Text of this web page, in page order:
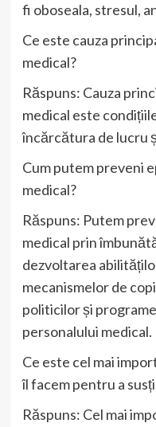
fi oboseala, stresul,
Ce este cauza
medical?
Răspuns: Cauza
medical este
încărcătura de lucru
Cum putem preveni
medical?
Răspuns: Putem
medical prin
dezvoltarea
mecanismelor de
politicilor și
personalului medical.
Ce este cel mai
îl facem pentru a
Răspuns: Cel mai